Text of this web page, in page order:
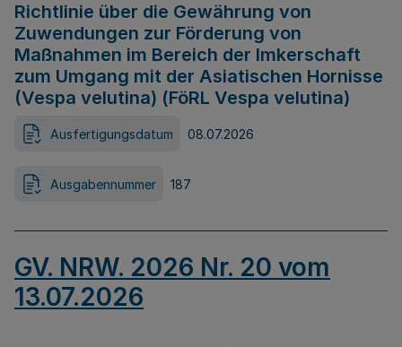
Richtlinie über die Gewährung von
Zuwendungen zur Förderung von
Maßnahmen im Bereich der Imkerschaft
zum Umgang mit der Asiatischen Hornisse
(Vespa velutina) (FöRL Vespa velutina)
Ausfertigungsdatum 08.07.2026
Ausgabennummer 187
GV. NRW. 2026 Nr. 20 vom
13.07.2026